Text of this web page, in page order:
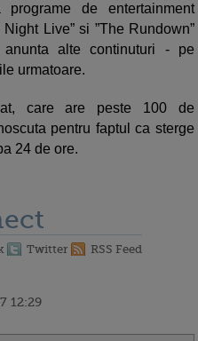
de entertainment
Live” si ”The Rundown”
alte continuturi - pe
urmatoare.
care are peste 100 de
pentru faptul ca sterge
24 de ore.
Twitter RSS Feed
12:29